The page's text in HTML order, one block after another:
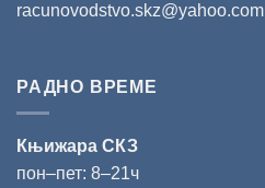
racunovodstvo.skz@yahoo.com
РАДНО ВРЕМЕ
Књижара СКЗ
пон‒пет: 8‒21ч